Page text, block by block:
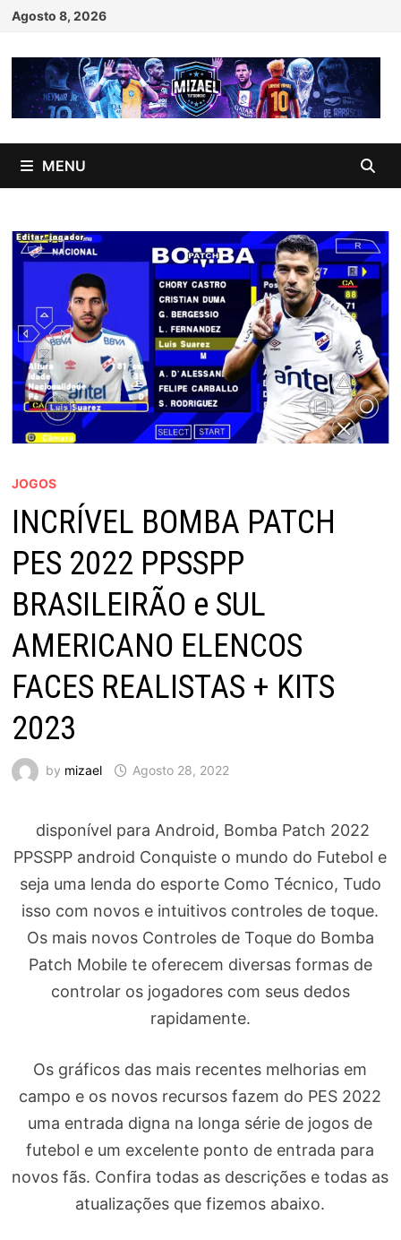
Skip
content
Agosto 8, 2026
MENU
JOGOS
INCRÍVEL BOMBA PATCH
PES 2022 PPSSPP
BRASILEIRÃO e SUL
AMERICANO ELENCOS
FACES REALISTAS + KITS
2023
by mizael Agosto 28, 2022
disponível para Android, Bomba Patch 2022
PPSSPP android Conquiste o mundo do Futebol e
seja uma lenda do esporte Como Técnico, Tudo
isso com novos e intuitivos controles de toque.
Os mais novos Controles de Toque do Bomba
Patch Mobile te oferecem diversas formas de
controlar os jogadores com seus dedos
rapidamente.
Os gráficos das mais recentes melhorias em
campo e os novos recursos fazem do PES 2022
uma entrada digna na longa série de jogos de
futebol e um excelente ponto de entrada para
novos fãs. Confira todas as descrições e todas as
atualizações que fizemos abaixo.